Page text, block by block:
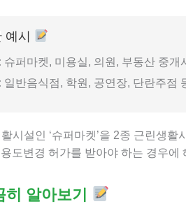
예시
슈퍼마켓, 미용실, 의원, 부동산 중개
일반음식점, 학원, 공연장, 단란주점
시설인 ‘슈퍼마켓’을 2종 근린생활
도변경 허가를 받아야 하는 경우에
알아보기